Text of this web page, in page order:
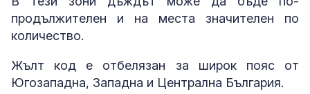
продължителен и на места значителен по
количество.
Жълт код е отбелязан за широк пояс от
Югозападна, Западна и Централна България.